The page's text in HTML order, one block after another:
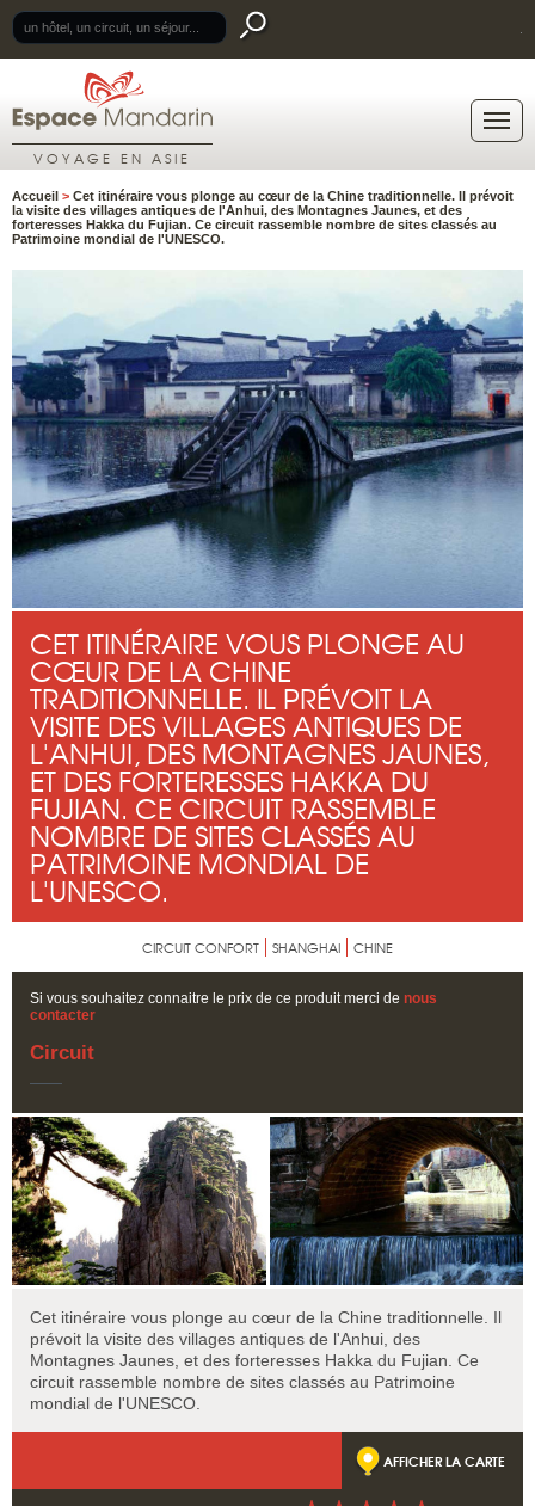
VOYAGE EN ASIE
Accueil > Cet itinéraire vous plonge au cœur de la Chine traditionnelle. Il prévoit
la visite des villages antiques de l'Anhui, des Montagnes Jaunes, et des
forteresses Hakka du Fujian. Ce circuit rassemble nombre de sites classés au
Patrimoine mondial de l'UNESCO.
CET ITINÉRAIRE VOUS PLONGE AU
CŒUR DE LA CHINE
TRADITIONNELLE. IL PRÉVOIT LA
VISITE DES VILLAGES ANTIQUES DE
L'ANHUI, DES MONTAGNES JAUNES,
ET DES FORTERESSES HAKKA DU
FUJIAN. CE CIRCUIT RASSEMBLE
NOMBRE DE SITES CLASSÉS AU
PATRIMOINE MONDIAL DE
L'UNESCO.
CIRCUIT CONFORT SHANGHAI CHINE
Si vous souhaitez connaitre le prix de ce produit merci de nous
contacter
Circuit
Cet itinéraire vous plonge au cœur de la Chine traditionnelle. Il
prévoit la visite des villages antiques de l'Anhui, des
Montagnes Jaunes, et des forteresses Hakka du Fujian. Ce
circuit rassemble nombre de sites classés au Patrimoine
mondial de l'UNESCO.
AFFICHER LA CARTE